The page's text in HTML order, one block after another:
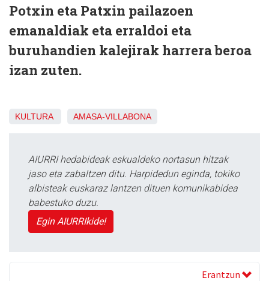
Potxin eta Patxin pailazoen
emanaldiak eta erraldoi eta
buruhandien kalejirak harrera beroa
izan zuten.
KULTURA AMASA-VILLABONA
AIURRI hedabideak eskualdeko nortasun hitzak
jaso eta zabaltzen ditu. Harpidedun eginda, tokiko
albisteak euskaraz lantzen dituen komunikabidea
babestuko duzu.
Egin AIURRIkide!
Erantzun